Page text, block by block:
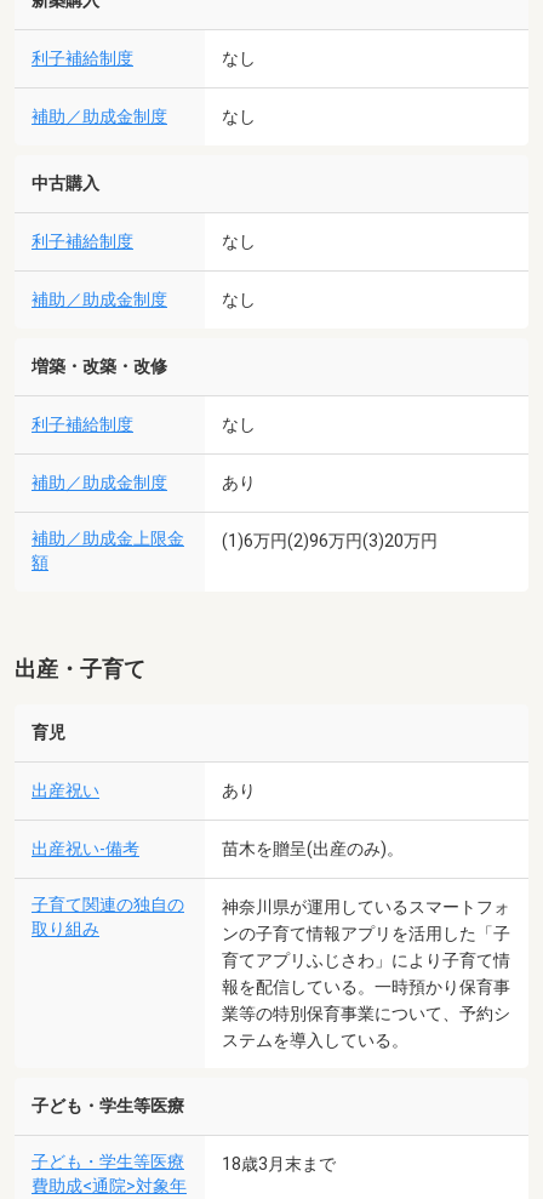
利子補給制度 なし
補助／助成金制度 なし
中古購入
利子補給制度 なし
補助／助成金制度 なし
増築・改築・改修
利子補給制度 なし
補助／助成金制度 あり
補助／助成金上限金
額
(1)6万円(2)96万円(3)20万円
出産・子育て
育児
出産祝い あり
出産祝い-備考 苗木を贈呈(出産のみ)。
子育て関連の独自の
取り組み
神奈川県が運用しているスマートフォ
ンの子育て情報アプリを活用した「子
育てアプリふじさわ」により子育て情
報を配信している。一時預かり保育事
業等の特別保育事業について、予約シ
ステムを導入している。
子ども・学生等医療
子ども・学生等医療
費助成<通院>対象年
18歳3月末まで